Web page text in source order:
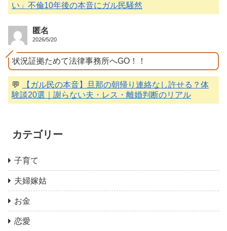
い」不倫10年後の本音にガル民騒然
匿名
2026/5/20
状況証拠ためて法律事務所へGO！！
💬
【ガル民の本音】旦那の朝帰り連絡なし許せる？体
験談20選｜謝らない夫・レス・離婚判断のリアル
カテゴリー
子育て
夫婦嫁姑
お金
恋愛